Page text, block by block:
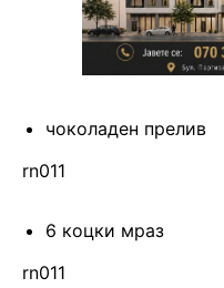
чоколаден прелив
rn011
6 коцки мраз
rn011